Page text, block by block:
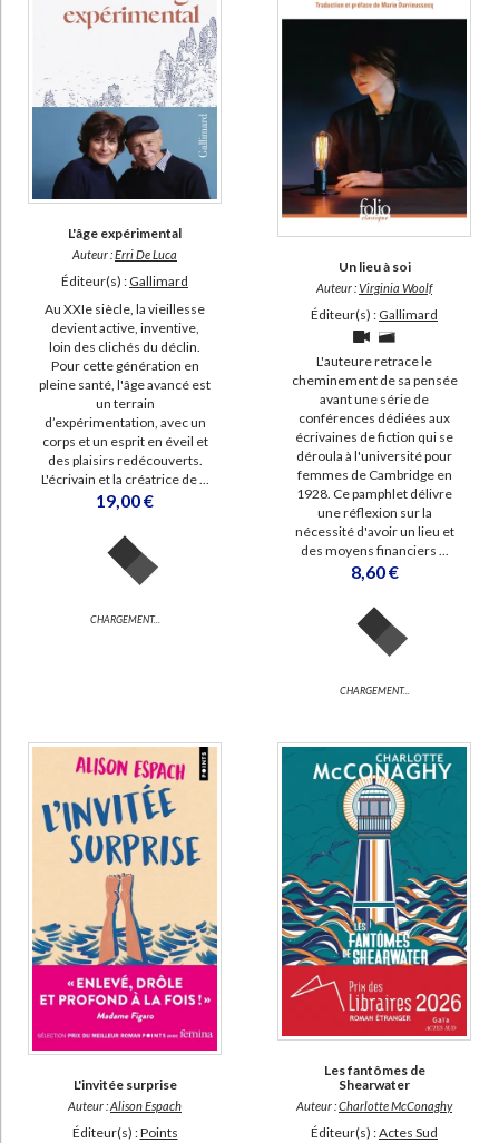
L'âge expérimental
Auteur :Erri De Luca
Éditeur(s) : Gallimard
Au XXIe siècle, la vieillesse
devient active, inventive,
loin des clichés du déclin.
Pour cette génération en
pleine santé, l'âge avancé est
un terrain
d’expérimentation, avec un
corps et un esprit en éveil et
des plaisirs redécouverts.
L'écrivain et la créatrice de ...
19,00 €
CHARGEMENT...
Un lieu à soi
Auteur :Virginia Woolf
Éditeur(s) : Gallimard
L'auteure retrace le
cheminement de sa pensée
avant une série de
conférences dédiées aux
écrivaines de fiction qui se
déroula à l'université pour
femmes de Cambridge en
1928. Ce pamphlet délivre
une réflexion sur la
nécessité d'avoir un lieu et
des moyens financiers ...
8,60 €
CHARGEMENT...
L'invitée surprise
Auteur :Alison Espach
Éditeur(s) :Points
Les fantômes de
Shearwater
Auteur :Charlotte McConaghy
Éditeur(s) :Actes Sud